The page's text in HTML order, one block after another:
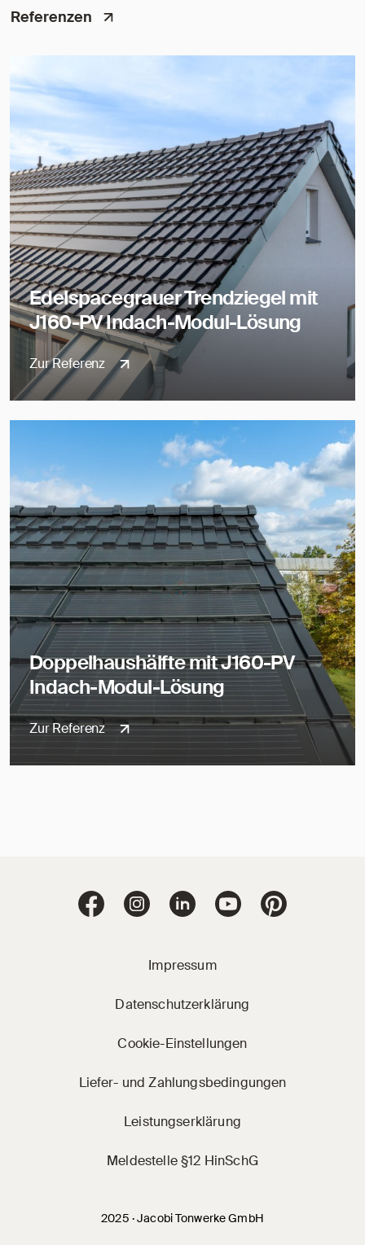
Referenzen
Edelspacegrauer Trendziegel mit
J160-PV Indach-Modul-Lösung
Zur Referenz
Doppelhaushälfte mit J160-PV
Indach-Modul-Lösung
Zur Referenz
Jacobi Dachziegel
Jacobi Dachziegel auf Facebook
Jacobi Dachziegel auf Instagram
Jacobi Dachziegel auf
Jacobi Dachziegel
Jacobi
2025 · Jacobi Tonwerke GmbH
Impressum
Datenschutzerklärung
Cookie-Einstellungen
Liefer- und Zahlungsbedingungen
Leistungserklärung
Meldestelle §12 HinSchG